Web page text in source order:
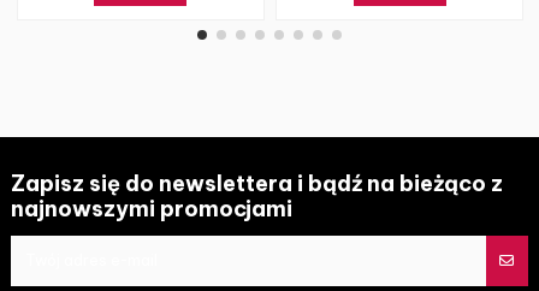
Zapisz się do newslettera i bądź na bieżąco z
najnowszymi promocjami